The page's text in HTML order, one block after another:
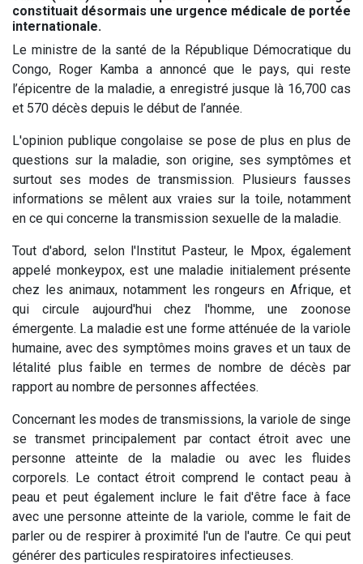
constituait désormais une urgence médicale de portée
internationale.
Le ministre de la santé de la République Démocratique du
Congo, Roger Kamba a annoncé que le pays, qui reste
l’épicentre de la maladie, a enregistré jusque là 16,700 cas
et 570 décès depuis le début de l’année.
L'opinion publique congolaise se pose de plus en plus de
questions sur la maladie, son origine, ses symptômes et
surtout ses modes de transmission. Plusieurs fausses
informations se mêlent aux vraies sur la toile, notamment
en ce qui concerne la transmission sexuelle de la maladie.
Tout d'abord, selon l'Institut Pasteur, le Mpox, également
appelé monkeypox, est une maladie initialement présente
chez les animaux, notamment les rongeurs en Afrique, et
qui circule aujourd'hui chez l'homme, une zoonose
émergente. La maladie est une forme atténuée de la variole
humaine, avec des symptômes moins graves et un taux de
létalité plus faible en termes de nombre de décès par
rapport au nombre de personnes affectées.
Concernant les modes de transmissions, la variole de singe
se transmet principalement par contact étroit avec une
personne atteinte de la maladie ou avec les fluides
corporels. Le contact étroit comprend le contact peau à
peau et peut également inclure le fait d'être face à face
avec une personne atteinte de la variole, comme le fait de
parler ou de respirer à proximité l'un de l'autre. Ce qui peut
générer des particules respiratoires infectieuses.